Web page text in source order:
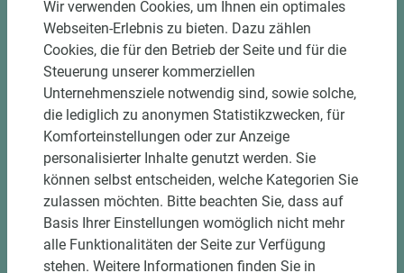
Materialschonende und kundengerechte
Verpackung der Fixmaße
Jetzt Zuschnitt anfragen
Wir verwenden Cookies, um Ihnen ein optimales
Webseiten-Erlebnis zu bieten. Dazu zählen
Cookies, die für den Betrieb der Seite und für die
Steuerung unserer kommerziellen
Unternehmensziele notwendig sind, sowie solche,
die lediglich zu anonymen Statistikzwecken, für
Komforteinstellungen oder zur Anzeige
personalisierter Inhalte genutzt werden. Sie
können selbst entscheiden, welche Kategorien Sie
zulassen möchten. Bitte beachten Sie, dass auf
Basis Ihrer Einstellungen womöglich nicht mehr
alle Funktionalitäten der Seite zur Verfügung
stehen. Weitere Informationen finden Sie in